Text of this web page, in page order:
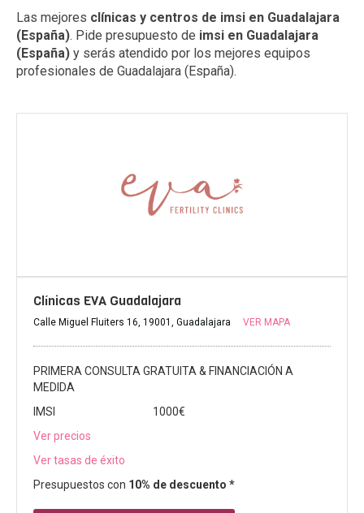
Las mejores clínicas y centros de imsi en Guadalajara
(España). Pide presupuesto de imsi en Guadalajara
(España) y serás atendido por los mejores equipos
profesionales de Guadalajara (España).
Clínicas EVA Guadalajara
Calle Miguel Fluiters 16, 19001, Guadalajara VER MAPA
PRIMERA CONSULTA GRATUITA & FINANCIACIÓN A
MEDIDA
IMSI
1000€
Ver precios
Ver tasas de éxito
Presupuestos con 10% de descuento *